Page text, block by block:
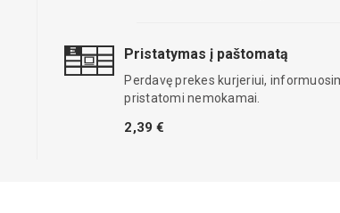
Pristatymas į paštomatą
Perdavę prekes kurjeriui,
pristatomi nemokamai.
2,39 €